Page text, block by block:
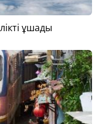
ұшады